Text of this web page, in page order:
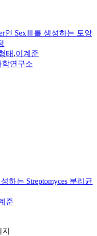
인 SexⅢ를 생성하는 토양
태 ,이계준
연구소
하는 Streptomyces 분리균
준